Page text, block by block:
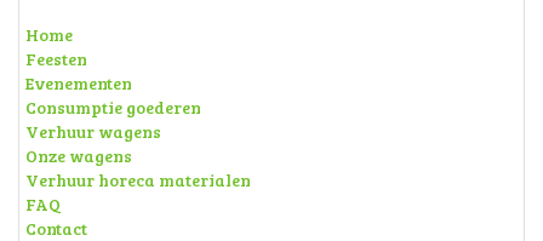
Home
Feesten
Evenementen
Consumptie goederen
Verhuur wagens
Onze wagens
Verhuur horeca materialen
FAQ
Contact